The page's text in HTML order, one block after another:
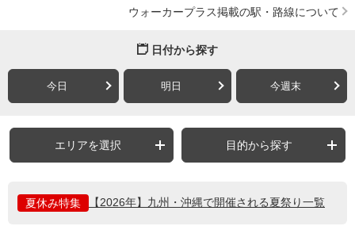
ウォーカープラス掲載の駅・路線について
日付から探す
今日 明日 今週末
エリアを選択 目的から探す
夏休み特集 【2026年】九州・沖縄で開催される夏祭り一覧